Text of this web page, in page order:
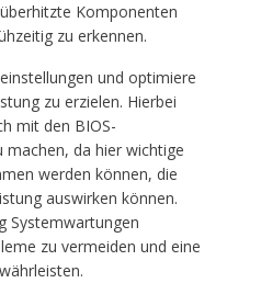
Komponenten
zu erkennen.
und optimiere
zu erzielen. Hierbei
mit den BIOS-
machen, da hier wichtige
werden können, die
auswirken können.
Systemwartungen
zu vermeiden und eine